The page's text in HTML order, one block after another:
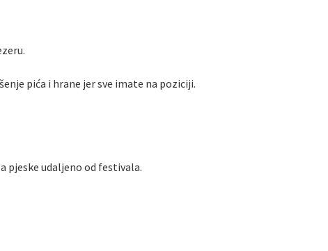
pića i hrane jer sve imate na poziciji.
pjeske udaljeno od festivala.